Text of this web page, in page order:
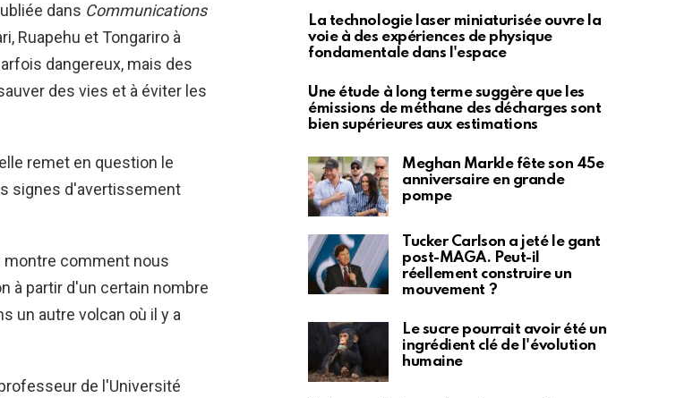
dans Communications
Ruapehu et Tongariro à
dangereux, mais des
des vies et à éviter les
remet en question le
signes d'avertissement
montre comment nous
à partir d'un certain nombre
un autre volcan où il y a
de l'Université
La technologie laser miniaturisée ouvre la
voie à des expériences de physique
fondamentale dans l'espace
Une étude à long terme suggère que les
émissions de méthane des décharges sont
bien supérieures aux estimations
Meghan Markle fête son 45e
anniversaire en grande
pompe
Tucker Carlson a jeté le gant
post-MAGA. Peut-il
réellement construire un
mouvement ?
Le sucre pourrait avoir été un
ingrédient clé de l'évolution
humaine